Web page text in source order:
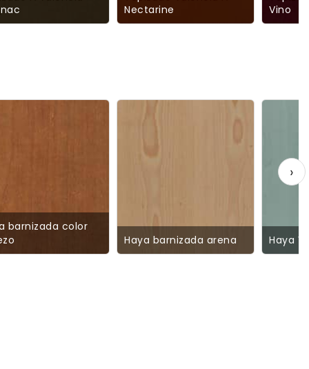
Nectarine
Vino
barnizada color
Haya barnizada arena Haya
›